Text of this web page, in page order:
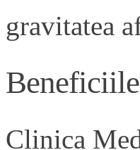
gravitatea
Clinica